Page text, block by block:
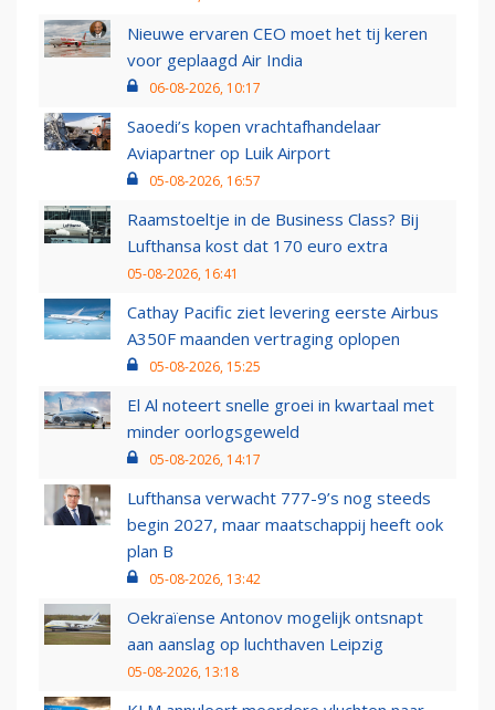
Nieuwe ervaren CEO moet het tij keren
voor geplaagd Air India
06-08-2026, 10:17
Saoedi’s kopen vrachtafhandelaar
Aviapartner op Luik Airport
05-08-2026, 16:57
Raamstoeltje in de Business Class? Bij
Lufthansa kost dat 170 euro extra
05-08-2026, 16:41
Cathay Pacific ziet levering eerste Airbus
A350F maanden vertraging oplopen
05-08-2026, 15:25
El Al noteert snelle groei in kwartaal met
minder oorlogsgeweld
05-08-2026, 14:17
Lufthansa verwacht 777-9’s nog steeds
begin 2027, maar maatschappij heeft ook
plan B
05-08-2026, 13:42
Oekraïense Antonov mogelijk ontsnapt
aan aanslag op luchthaven Leipzig
05-08-2026, 13:18